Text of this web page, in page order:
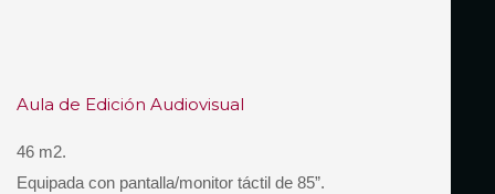
Aula de Edición Audiovisual
46 m2.
Equipada con pantalla/monitor táctil de 85”.